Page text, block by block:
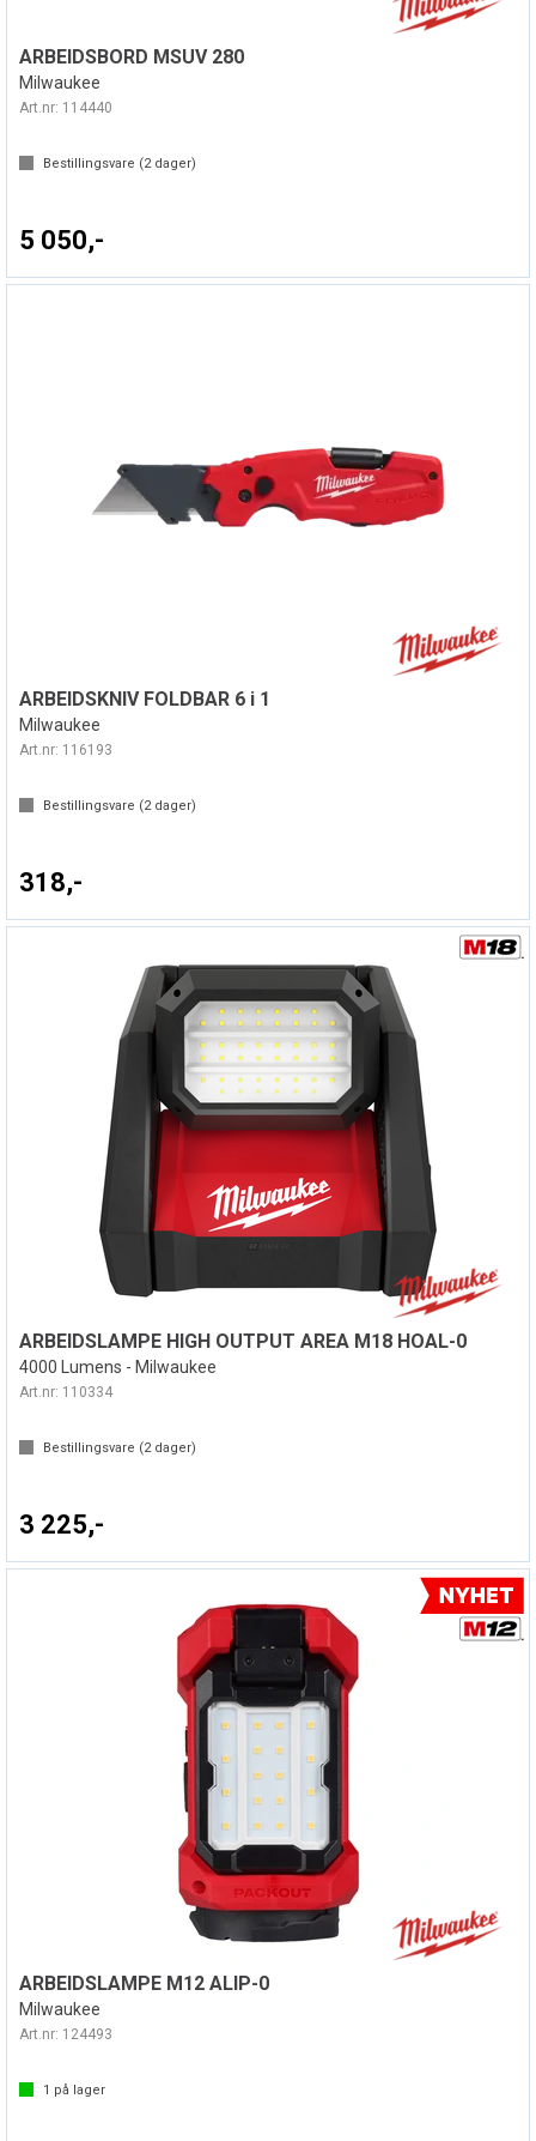
ARBEIDSBORD MSUV 280
Milwaukee
Art.nr: 114440
Bestillingsvare (2dager)
5 050,-
ARBEIDSKNIV FOLDBAR 6 i 1
Milwaukee
Art.nr: 116193
Bestillingsvare (2dager)
318,-
ARBEIDSLAMPE HIGH OUTPUT AREA M18 HOAL-0
4000 Lumens - Milwaukee
Art.nr: 110334
Bestillingsvare (2dager)
3 225,-
ARBEIDSLAMPE M12 ALIP-0
Milwaukee
Art.nr: 124493
1 på lager